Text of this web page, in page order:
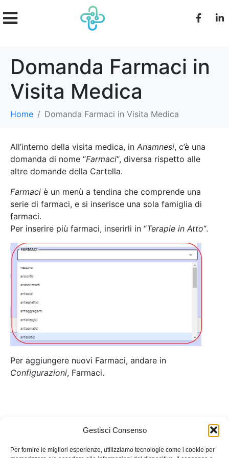
Gestisci Consenso
Per fornire le migliori esperienze, utilizziamo tecnologie come i cookie per
Domanda Farmaci in
Visita Medica
Home Domanda Farmaci in Visita Medica
All’interno della visita medica, in Anamnesi, c’è una
domanda di nome “Farmaci“, diversa rispetto alle
altre domande della Cartella.
Farmaci è un menù a tendina che comprende una
serie di farmaci, e si inserisce una sola famiglia di
farmaci.
Per inserire più farmaci, inserirli in “Terapie in Atto“.
Per aggiungere nuovi Farmaci, andare in
Configurazioni, Farmaci.